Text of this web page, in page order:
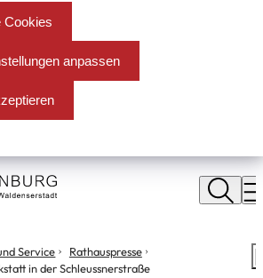
Cookies
anpassen
Service
Rathauspresse
in der Schleussnerstraße